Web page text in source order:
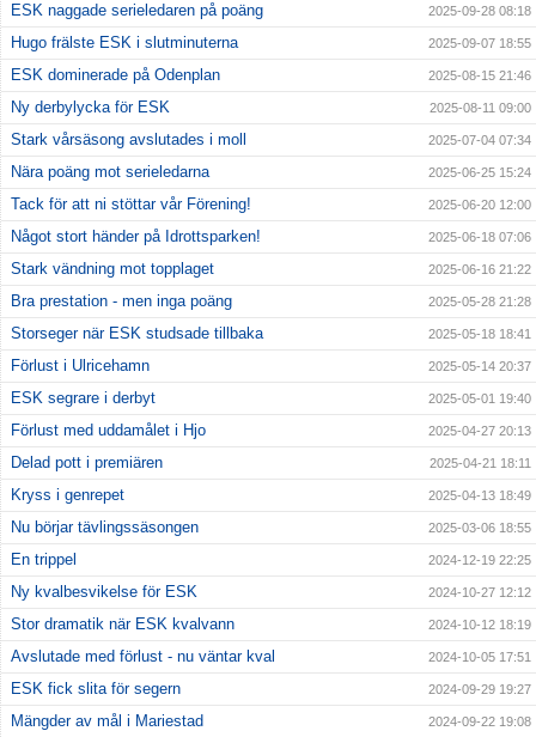
ESK naggade serieledaren på poäng 2025-09-28 08:18
Hugo frälste ESK i slutminuterna 2025-09-07 18:55
ESK dominerade på Odenplan 2025-08-15 21:46
Ny derbylycka för ESK 2025-08-11 09:00
Stark vårsäsong avslutades i moll 2025-07-04 07:34
Nära poäng mot serieledarna 2025-06-25 15:24
Tack för att ni stöttar vår Förening! 2025-06-20 12:00
Något stort händer på Idrottsparken! 2025-06-18 07:06
Stark vändning mot topplaget 2025-06-16 21:22
Bra prestation - men inga poäng 2025-05-28 21:28
Storseger när ESK studsade tillbaka 2025-05-18 18:41
Förlust i Ulricehamn 2025-05-14 20:37
ESK segrare i derbyt 2025-05-01 19:40
Förlust med uddamålet i Hjo 2025-04-27 20:13
Delad pott i premiären 2025-04-21 18:11
Kryss i genrepet 2025-04-13 18:49
Nu börjar tävlingssäsongen 2025-03-06 18:55
En trippel 2024-12-19 22:25
Ny kvalbesvikelse för ESK 2024-10-27 12:12
Stor dramatik när ESK kvalvann 2024-10-12 18:19
Avslutade med förlust - nu väntar kval 2024-10-05 17:51
ESK fick slita för segern 2024-09-29 19:27
Mängder av mål i Mariestad 2024-09-22 19:08